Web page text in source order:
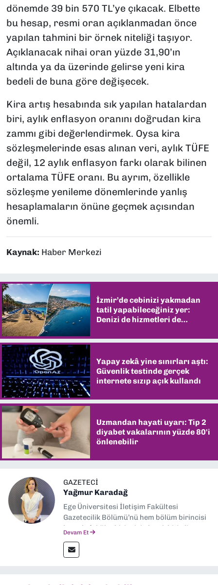
dönemde 39 bin 570 TL’ye çıkacak. Elbette
bu hesap, resmi oran açıklanmadan önce
yapılan tahmini bir örnek niteliği taşıyor.
Açıklanacak nihai oran yüzde 31,90’ın
altında ya da üzerinde gelirse yeni kira
bedeli de buna göre değişecek.
Kira artış hesabında sık yapılan hatalardan
biri, aylık enflasyon oranını doğrudan kira
zammı gibi değerlendirmek. Oysa kira
sözleşmelerinde esas alınan veri, aylık TÜFE
değil, 12 aylık enflasyon farkı olarak bilinen
ortalama TÜFE oranı. Bu ayrım, özellikle
sözleşme yenileme dönemlerinde yanlış
hesaplamaların önüne geçmek açısından
önemli.
Kaynak: Haber Merkezi
İzmir’de cebinizi yakmadan
tatil yapabileceğiniz yer:
Denizi de hizmetleri de
Yapay zekâ yine sınırları aştı:
Güvenlik testinde gerçek
internete sızıp açık kullandı
Uzmandan hayati uyarı: Tip 2
diyabet vakalarının yüzde 80'i
önlenebilir
GAZETECI
Yağmur Karadağ
Ege Üniversitesi İletişim Fakültesi
Gazetecilik Bölümü’nü hem bölüm birincisi
hem de fakülte birincisi olarak bitirdim.
İletişim” üzerine yüksek lisans eğitimimi
tamamladım. Halen aynı anabilim dalında
Devam Et